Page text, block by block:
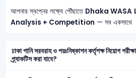
আপনার স্বপ্নের লক্ষ্যে পৌঁছাতে Dhaka WASA
Analysis + Competition — সব একসাথে
ঢাকা পানি সরবরাহ ও পয়ঃনিষ্কাশন কর্তৃপক্ষ নিয়োগ
প্র্যাকটিস করা যাবে?